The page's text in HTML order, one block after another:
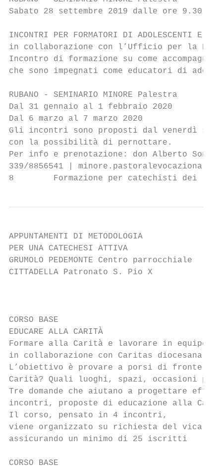
Sabato 28 settembre 2019 dalle ore 9.30
INCONTRI PER FORMATORI DI ADOLESCENTI E
in collaborazione con l’Ufficio per la
Incontro di formazione su come
che sono impegnati come educatori di
RUBANO - SEMINARIO MINORE Palestra
Dal 31 gennaio al 1 febbraio 2020
Dal 6 marzo al 7 marzo 2020
Gli incontri sono proposti dal venerdì
con la possibilità di pernottare.
Per info e prenotazione: don Alberto Sonda
339/8856541 |
8        Formazione per catechisti dei
APPUNTAMENTI DI METODOLOGIA
PER UNA CATECHESI ATTIVA
GRUMOLO PEDEMONTE Centro
CITTADELLA Patronato S. Pio X
CORSO BASE
EDUCARE ALLA CARITÀ
Formare alla Carità e lavorare in equipe
in collaborazione con Caritas diocesana
L’obiettivo è provare a porsi di fronte a
Carità? Quali luoghi, spazi, occasioni
Tre domande che aiutano a progettare
incontri, proposte di educazione alla
Il corso, pensato in 4 incontri,
viene organizzato su richiesta del
assicurando un minimo di 25 iscritti
CORSO BASE